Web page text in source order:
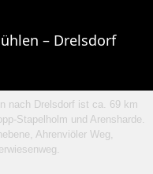
– Drelsdorf
nach Drelsdorf ist ca. 69 km
Stapelholm und Arensharde.
Ahrenviöler Weg,